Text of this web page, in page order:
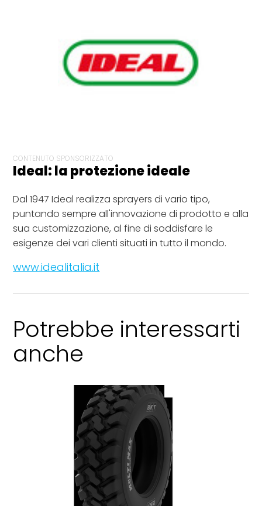
CONTENUTO SPONSORIZZATO
Ideal: la protezione ideale
Dal 1947 Ideal realizza sprayers di vario tipo,
puntando sempre all'innovazione di prodotto e alla
sua customizzazione, al fine di soddisfare le
esigenze dei vari clienti situati in tutto il mondo.
www.idealitalia.it
Potrebbe interessarti
anche